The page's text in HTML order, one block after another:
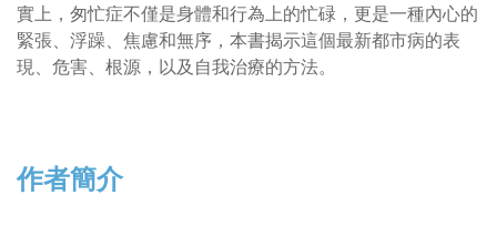
實上，匆忙症不僅是身體和行為上的忙碌，更是一種內心的
緊張、浮躁、焦慮和無序，本書揭示這個最新都市病的表
現、危害、根源，以及自我治療的方法。
作者簡介